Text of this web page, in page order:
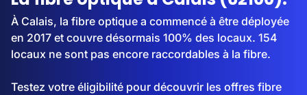
À Calais, la fibre optique a commencé à être déployée
en 2017 et couvre désormais 100% des locaux. 154
locaux ne sont pas encore raccordables à la fibre.
Testez votre éligibilité pour découvrir les offres fibre